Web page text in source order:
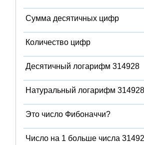
Сумма десятичных цифр
Количество цифр
Десятичный логарифм 314928
Натуральный логарифм 314928
Это число Фибоначчи?
Число на 1 больше числа